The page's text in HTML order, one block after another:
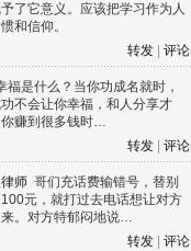
了它意义。应该把学习作为人
和信仰。
转发
评论
福是什么？当你功成名就时，
不会让你幸福，和人分享才
赚到很多钱时…
转发
评论
师 哥们充话费输错号，替别
100元，就打过去电话想让对方
来。对方特郁闷地说…
转发
评论